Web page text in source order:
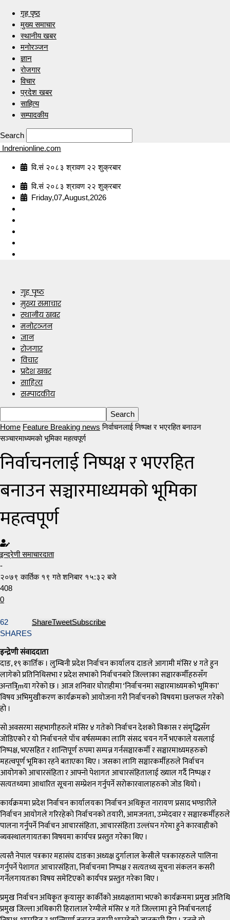
गृह पृष्ठ
मुख्य समाचार
स्थानीय खबर
मनोरञ्जन
ज्ञान
रोजगार
विचार
प्रदेश खबर
साहित्य
सम्पादकीय
Search
Indrenionline.com
वि.सं २०८३ श्रावण २२ शुक्रबार
वि.सं २०८३ श्रावण २२ शुक्रबार
Friday,07,August,2026
गृह पृष्ठ
मुख्य समाचार
स्थानीय खबर
मनोरञ्जन
ज्ञान
रोजगार
विचार
प्रदेश खबर
साहित्य
सम्पादकीय
Home Feature Breaking news निर्वाचनलाई निष्पक्ष र भएरहित बनाउन
सञ्चारमाध्यमको भूमिका महत्वपूर्ण
निर्वाचनलाई निष्पक्ष र भएरहित
बनाउन सञ्चारमाध्यमको भूमिका
महत्वपूर्ण
इन्द्रेणी समाचारदाता
-
२०७९ कार्तिक १९ गते शनिबार १५:३२ बजे
408
0
62
SHARES
ShareTweetSubscribe
इन्द्रेणी संवाददाता
दाङ, १९ कार्तिक । लुम्बिनी प्रदेश निर्वाचन कार्यालय दाङले आगामी मंसिर ४ गते हुन
लागेको प्रतिनिधिसभा र प्रदेश सभाको निर्वाचनबारे जिल्लाका सञ्चारकर्मीहरुसँग
अन्तत्र्रिmया गरेको छ । आज शनिवार घोराहीमा ‘निर्वाचनमा सञ्चारमाध्यमको भूमिका’
विषय अभिमुखीकरण कार्यक्रमको आयोजना गरी निर्वाचनको विषयमा छलफल गरेको
हो ।
सो अवसरमा सहभागीहरुले मंसिर ४ गतेको निर्वाचन देशको विकास र संमृद्धिसँग
जोडिएको र यो निर्वाचनले पाँच वर्षसम्मका लागि संसद चयन गर्ने भएकाले यसलाई
निष्पक्ष, भएसहित र शान्तिपूर्ण रुपमा सम्पन्न गर्नसञ्चारकर्मी र सञ्चारमाध्यमहरुको
महत्वपूर्ण भूमिका रहने बताएका थिए । जसका लागि सञ्चारकर्मीहरुले निर्वाचन
आयोगको आचारसंहिता र आफ्नो पेशागत आचारसंहितालाई ख्याल गर्दै निष्पक्ष र
सत्यतथ्यमा आधारित सूचना सम्प्रेशन गर्नुपर्ने सरोकारवालाहरुको जोड थियो ।
कार्यक्रममा प्रदेश निर्वाचन कार्यालयका निर्वाचन अधिकृत नारायण प्रसाद भण्डारीले
निर्वाचन आयोगले गरिरहेको निर्वाचनको तयारी, आमजनता, उम्मेदवार र सञ्चारकर्मीहरुले
पालना गर्नुपर्ने निर्वाचन आचारसंहिता, आचारसंहिता उल्लंघन गरेमा हुने कारवाहीको
व्यवस्थालगायतका विषयमा कार्यपत्र प्रस्तुत गरेका थिए ।
त्यस्तै नेपाल पत्रकार महासंघ दाङका अध्यक्ष दुर्गालाल केसीले पत्रकारहरुले पालिना
गर्नुपर्ने पेशागत आचारसंहिता, निर्वाचनमा निष्पक्ष र सत्यतथ्य सूचना संकलन कसरी
गर्नेलगायतका विषय समेटिएको कार्यपत्र प्रस्तुत गरेका थिए ।
प्रमुख निर्वाचन अधिकृत कृयासुर कार्कीको अध्यक्षतामा भएको कार्यक्रममा प्रमुख अतिथि
प्रमुख जिल्ला अधिकारी हिरालाल रेग्मीले मंसिर ४ गते जिल्लामा हुने निर्वाचनलाई